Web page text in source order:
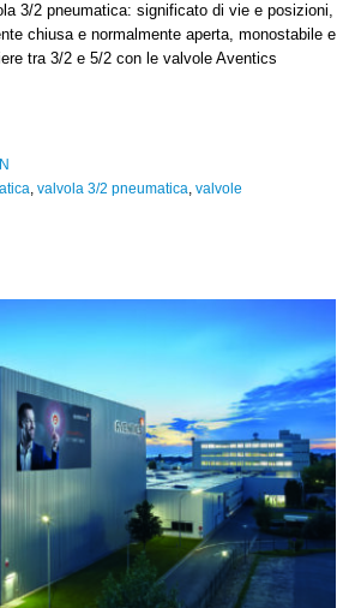
3/2 pneumatica: significato di vie e posizioni,
chiusa e normalmente aperta, monostabile e
tra 3/2 e 5/2 con le valvole Aventics
valvola 3/2 pneumatica valvole